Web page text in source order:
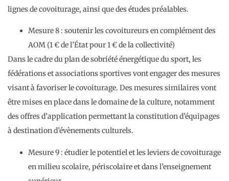
lignes de covoiturage, ainsi que des études préalables.
Mesure 8 : soutenir les covoitureurs en complément des
AOM (1 € de l’État pour 1 € de la collectivité)
Dans le cadre du plan de sobriété énergétique du sport, les
fédérations et associations sportives vont engager des mesures
visant à favoriser le covoiturage. Des mesures similaires vont
être mises en place dans le domaine de la culture, notamment
des offres d’application permettant la constitution d’équipages
à destination d’évènements culturels.
Mesure 9 : étudier le potentiel et les leviers de covoiturage
en milieu scolaire, périscolaire et dans l’enseignement